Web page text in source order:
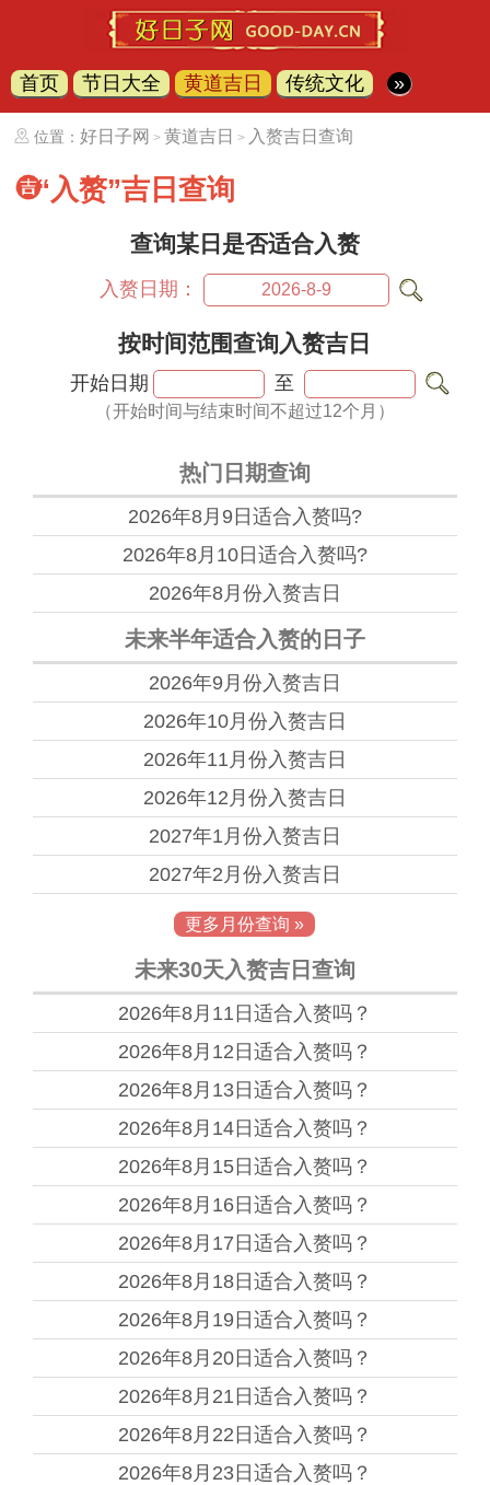
首页 节日大全 黄道吉日 传统文化 »
位置： 好日子网 > 黄道吉日 > 入赘吉日查询
“入赘”吉日查询
查询某日是否适合入赘
入赘日期：
按时间范围查询入赘吉日
开始日期 至
（开始时间与结束时间不超过12个月）
热门日期查询
2026年8月9日 适合入赘吗?
2026年8月10日 适合入赘吗?
2026年8月份入赘吉日
未来半年适合入赘的日子
2026年9月份入赘吉日
2026年10月份入赘吉日
2026年11月份入赘吉日
2026年12月份入赘吉日
2027年1月份入赘吉日
2027年2月份入赘吉日
更多月份查询 »
未来30天入赘吉日查询
2026年8月11日 适合入赘吗？
2026年8月12日 适合入赘吗？
2026年8月13日 适合入赘吗？
2026年8月14日 适合入赘吗？
2026年8月15日 适合入赘吗？
2026年8月16日 适合入赘吗？
2026年8月17日 适合入赘吗？
2026年8月18日 适合入赘吗？
2026年8月19日 适合入赘吗？
2026年8月20日 适合入赘吗？
2026年8月21日 适合入赘吗？
2026年8月22日 适合入赘吗？
2026年8月23日 适合入赘吗？